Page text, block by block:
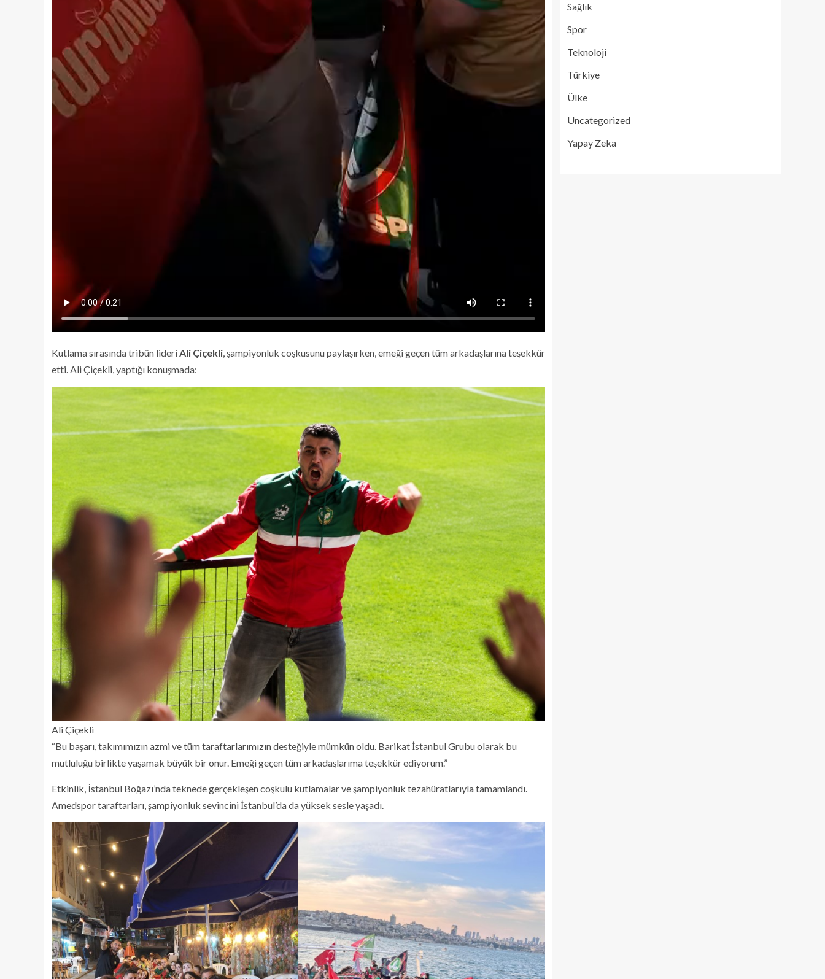
Kutlama sırasında tribün lideri Ali Çiçekli , şampiyonluk coşkusunu paylaşırken, emeği geçen tüm arkadaşlarına teşekkür
etti. Ali Çiçekli, yaptığı konuşmada:
Ali Çiçekli
“Bu başarı, takımımızın azmi ve tüm taraftarlarımızın desteğiyle mümkün oldu. Barikat İstanbul Grubu olarak bu
mutluluğu birlikte yaşamak büyük bir onur. Emeği geçen tüm arkadaşlarıma teşekkür ediyorum.”
Etkinlik, İstanbul Boğazı’nda teknede gerçekleşen coşkulu kutlamalar ve şampiyonluk tezahüratlarıyla tamamlandı.
Amedspor taraftarları, şampiyonluk sevincini İstanbul’da da yüksek sesle yaşadı.
Sağlık
Spor
Teknoloji
Türkiye
Ülke
Uncategorized
Yapay Zeka